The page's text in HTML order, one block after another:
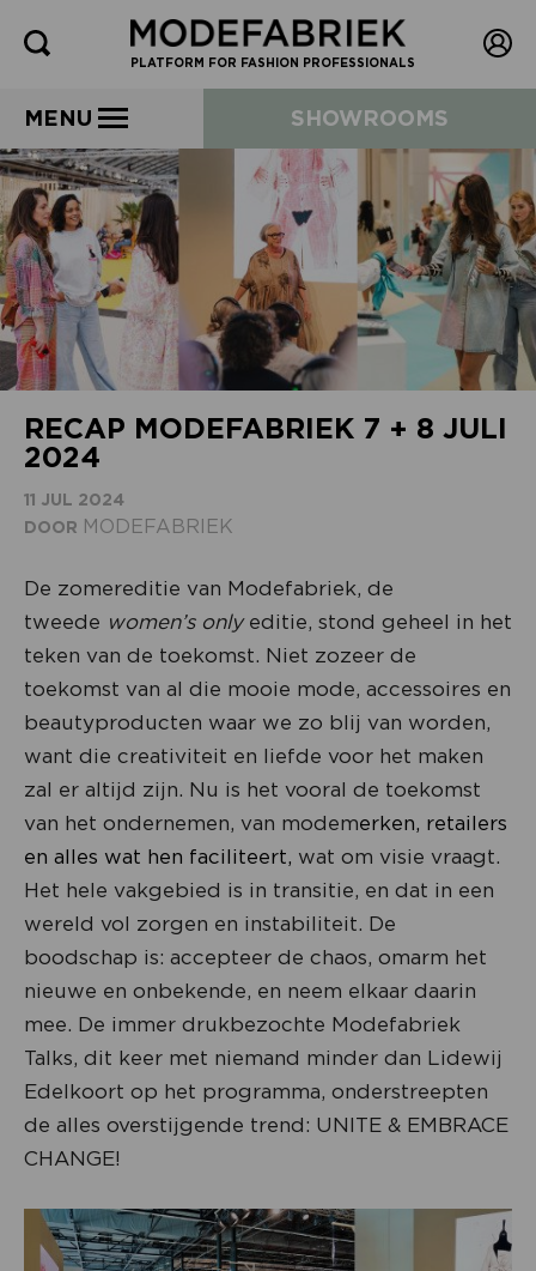
PLATFORM FOR FASHION PROFESSIONALS
MENU SHOWROOMS
RECAP MODEFABRIEK 7 + 8 JULI
2024
11 JUL 2024
DOOR MODEFABRIEK
De zomereditie van Modefabriek, de
tweede women’s onlyeditie, stond geheel in het
teken van de toekomst. Niet zozeer de
toekomst van al die mooie mode, accessoires en
beautyproducten waar we zo blij van worden,
want die creativiteit en liefde voor het maken
zal er altijd zijn. Nu is het vooral de toekomst
van het ondernemen, van modemerken, retailers
en alles wat hen faciliteert, wat om visie vraagt.
Het hele vakgebied is in transitie, en dat in een
wereld vol zorgen en instabiliteit. De
boodschap is: accepteer de chaos, omarm het
nieuwe en onbekende, en neem elkaar daarin
mee. De immer drukbezochte Modefabriek
Talks, dit keer met niemand minder dan Lidewij
Edelkoort op het programma, onderstreepten
de alles overstijgende trend: UNITE & EMBRACE
CHANGE!